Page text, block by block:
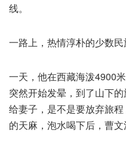
线。
一路上，热情淳朴的少数民
一天，他在西藏海泼4900
突然开始发晕，到了山下
给妻子，是不是要放弃旅
的天麻，泡水喝下后，曹文